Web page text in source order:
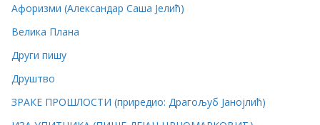
Афоризми (Александар Саша Јелић)
Велика Плана
Други пишу
Друштво
ЗРАКЕ ПРОШЛОСТИ (приредио: Драгољуб Јанојлић)